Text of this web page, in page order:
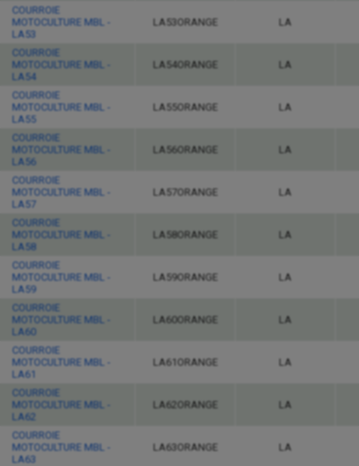
COURROIE
MOTOCULTURE MBL -
LA53
LA53ORANGE LA
COURROIE
MOTOCULTURE MBL -
LA54
LA54ORANGE LA
COURROIE
MOTOCULTURE MBL -
LA55
LA55ORANGE LA
COURROIE
MOTOCULTURE MBL -
LA56
LA56ORANGE LA
COURROIE
MOTOCULTURE MBL -
LA57
LA57ORANGE LA
COURROIE
MOTOCULTURE MBL -
LA58
LA58ORANGE LA
COURROIE
MOTOCULTURE MBL -
LA59
LA59ORANGE LA
COURROIE
MOTOCULTURE MBL -
LA60
LA60ORANGE LA
COURROIE
MOTOCULTURE MBL -
LA61
LA61ORANGE LA
COURROIE
MOTOCULTURE MBL -
LA62
LA62ORANGE LA
COURROIE
MOTOCULTURE MBL -
LA63
LA63ORANGE LA